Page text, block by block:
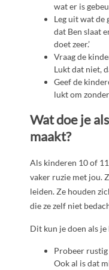
wat er is
Leg uit wat de
dat Ben slaat
doet zeer.’
Vraag de
Lukt dat niet,
Geef de
lukt om
Wat doe je
maakt?
Als kinderen 10 of
vaker ruzie met jou.
leiden. Ze houden
die ze zelf niet
Dit kun je doen als
Probeer
Ook al is dat